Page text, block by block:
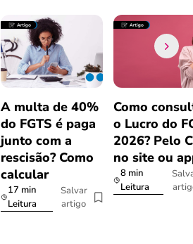
A multa de 40%
do FGTS é paga
junto com a
rescisão? Como
calcular
17 min
Leitura
Salvar
artigo
Como
o Lucro do
2026? Pelo
no site ou
8 min
Leitura